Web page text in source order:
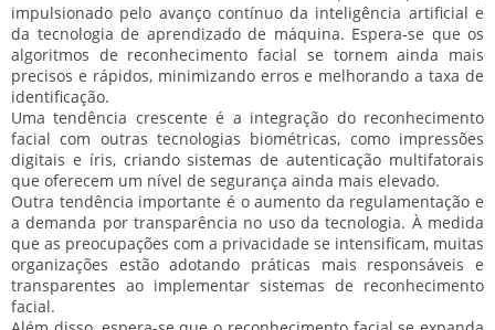
impulsionado pelo avanço contínuo da inteligência artificial e
da tecnologia de aprendizado de máquina. Espera-se que os
algoritmos de reconhecimento facial se tornem ainda mais
precisos e rápidos, minimizando erros e melhorando a taxa de
identificação.
Uma tendência crescente é a integração do reconhecimento
facial com outras tecnologias biométricas, como impressões
digitais e íris, criando sistemas de autenticação multifatorais
que oferecem um nível de segurança ainda mais elevado.
Outra tendência importante é o aumento da regulamentação e
a demanda por transparência no uso da tecnologia. À medida
que as preocupações com a privacidade se intensificam, muitas
organizações estão adotando práticas mais responsáveis e
transparentes ao implementar sistemas de reconhecimento
facial.